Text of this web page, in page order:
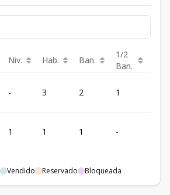
Niv. Hab. Ban.
1/2
Ban.
- 3 2 1
1 1 1 -
Vendido Reservado Bloqueada